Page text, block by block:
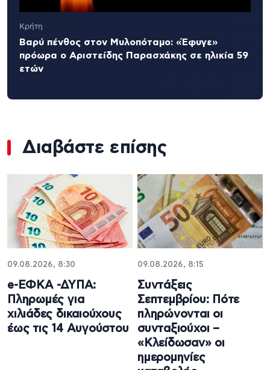
Κρήτη
Βαρύ πένθος στον Μυλοπόταμο: «Έφυγε»
πρόωρα ο Αριστείδης Παρασχάκης σε ηλικία 59
ετών
Διαβάστε επίσης
09.08.2026, 8:30
e-ΕΦΚΑ -ΔΥΠΑ:
Πληρωμές για
χιλιάδες δικαιούχους
έως τις 14 Αυγούστου
09.08.2026, 8:15
Συντάξεις
Σεπτεμβρίου: Πότε
πληρώνονται οι
συνταξιούχοι –
«Κλείδωσαν» οι
ημερομηνίες